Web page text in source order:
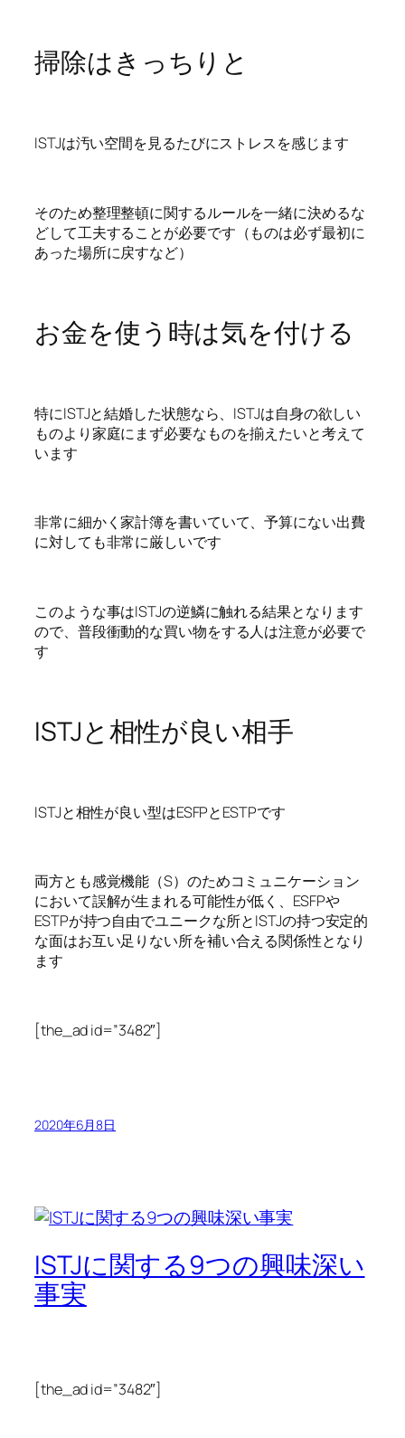
掃除はきっちりと
ISTJは汚い空間を見るたびにストレスを感じます
そのため整理整頓に関するルールを一緒に決めるな
どして工夫することが必要です（ものは必ず最初に
あった場所に戻すなど）
お金を使う時は気を付ける
特にISTJと結婚した状態なら、ISTJは自身の欲しい
ものより家庭にまず必要なものを揃えたいと考えて
います
非常に細かく家計簿を書いていて、予算にない出費
に対しても非常に厳しいです
このような事はISTJの逆鱗に触れる結果となります
ので、普段衝動的な買い物をする人は注意が必要で
す
ISTJと相性が良い相手
ISTJと相性が良い型はESFPとESTPです
両方とも感覚機能（S）のためコミュニケーション
において誤解が生まれる可能性が低く、ESFPや
ESTPが持つ自由でユニークな所とISTJの持つ安定的
な面はお互い足りない所を補い合える関係性となり
ます
[the_ad id=”3482″]
2020年6月8日
ISTJに関する9つの興味深い
事実
[the_ad id=”3482″]